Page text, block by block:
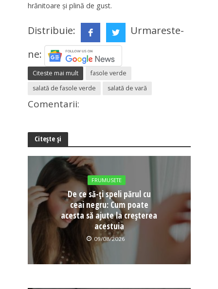
hrănitoare și plină de gust.
Distribuie:
Urmareste-
ne:
Citeste mai mult
fasole verde
salată de fasole verde
salată de vară
Comentarii:
Citește și
FRUMUSETE
De ce să-ți speli părul cu
ceai negru: Cum poate
acesta să ajute la creșterea
acestuia
09/08/2026